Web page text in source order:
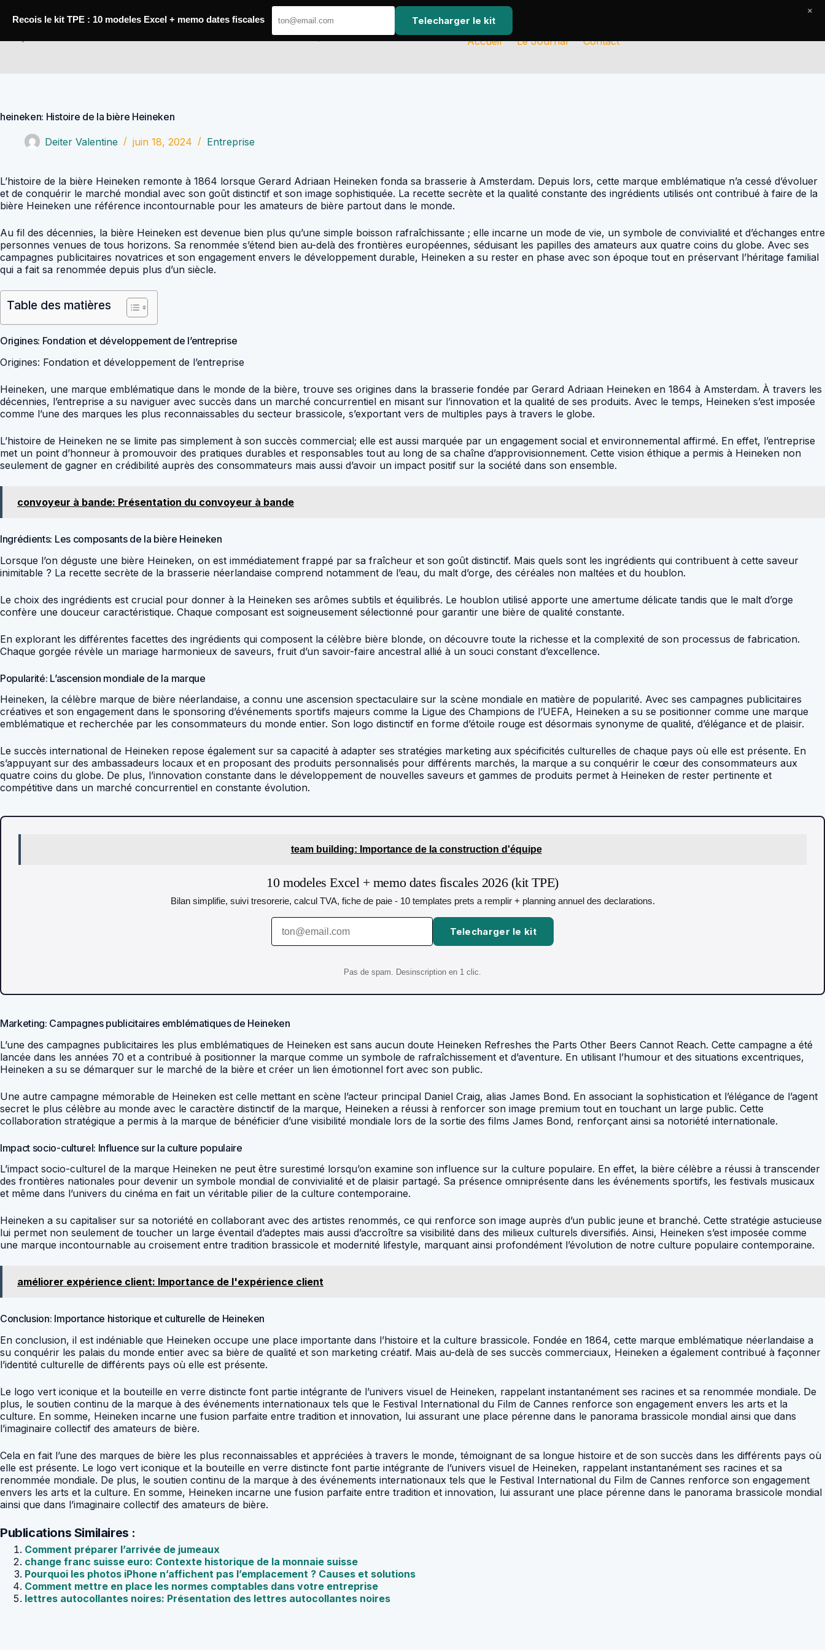
Accueil Le Journal Contact
heineken: Histoire de la bière Heineken
Deiter Valentine juin 18, 2024 Entreprise
L’histoire de la bière Heineken remonte à 1864 lorsque Gerard Adriaan Heineken fonda sa brasserie à Amsterdam. Depuis lors, cette marque emblématique n’a cessé d’évoluer
et de conquérir le marché mondial avec son goût distinctif et son image sophistiquée. La recette secrète et la qualité constante des ingrédients utilisés ont contribué à faire de la
bière Heineken une référence incontournable pour les amateurs de bière partout dans le monde.
Au fil des décennies, la bière Heineken est devenue bien plus qu’une simple boisson rafraîchissante ; elle incarne un mode de vie, un symbole de convivialité et d’échanges entre
personnes venues de tous horizons. Sa renommée s’étend bien au-delà des frontières européennes, séduisant les papilles des amateurs aux quatre coins du globe. Avec ses
campagnes publicitaires novatrices et son engagement envers le développement durable, Heineken a su rester en phase avec son époque tout en préservant l’héritage familial
qui a fait sa renommée depuis plus d’un siècle.
Table des matières
Origines: Fondation et développement de l’entreprise
Origines: Fondation et développement de l’entreprise
Heineken, une marque emblématique dans le monde de la bière, trouve ses origines dans la brasserie fondée par Gerard Adriaan Heineken en 1864 à Amsterdam. À travers les
décennies, l’entreprise a su naviguer avec succès dans un marché concurrentiel en misant sur l’innovation et la qualité de ses produits. Avec le temps, Heineken s’est imposée
comme l’une des marques les plus reconnaissables du secteur brassicole, s’exportant vers de multiples pays à travers le globe.
L’histoire de Heineken ne se limite pas simplement à son succès commercial; elle est aussi marquée par un engagement social et environnemental affirmé. En effet, l’entreprise
met un point d’honneur à promouvoir des pratiques durables et responsables tout au long de sa chaîne d’approvisionnement. Cette vision éthique a permis à Heineken non
seulement de gagner en crédibilité auprès des consommateurs mais aussi d’avoir un impact positif sur la société dans son ensemble.
convoyeur à bande: Présentation du convoyeur à bande
Ingrédients: Les composants de la bière Heineken
Lorsque l’on déguste une bière Heineken, on est immédiatement frappé par sa fraîcheur et son goût distinctif. Mais quels sont les ingrédients qui contribuent à cette saveur
inimitable ? La recette secrète de la brasserie néerlandaise comprend notamment de l’eau, du malt d’orge, des céréales non maltées et du houblon.
Le choix des ingrédients est crucial pour donner à la Heineken ses arômes subtils et équilibrés. Le houblon utilisé apporte une amertume délicate tandis que le malt d’orge
confère une douceur caractéristique. Chaque composant est soigneusement sélectionné pour garantir une bière de qualité constante.
En explorant les différentes facettes des ingrédients qui composent la célèbre bière blonde, on découvre toute la richesse et la complexité de son processus de fabrication.
Chaque gorgée révèle un mariage harmonieux de saveurs, fruit d’un savoir-faire ancestral allié à un souci constant d’excellence.
Popularité: L’ascension mondiale de la marque
Heineken, la célèbre marque de bière néerlandaise, a connu une ascension spectaculaire sur la scène mondiale en matière de popularité. Avec ses campagnes publicitaires
créatives et son engagement dans le sponsoring d’événements sportifs majeurs comme la Ligue des Champions de l’UEFA, Heineken a su se positionner comme une marque
emblématique et recherchée par les consommateurs du monde entier. Son logo distinctif en forme d’étoile rouge est désormais synonyme de qualité, d’élégance et de plaisir.
Le succès international de Heineken repose également sur sa capacité à adapter ses stratégies marketing aux spécificités culturelles de chaque pays où elle est présente. En
s’appuyant sur des ambassadeurs locaux et en proposant des produits personnalisés pour différents marchés, la marque a su conquérir le cœur des consommateurs aux
quatre coins du globe. De plus, l’innovation constante dans le développement de nouvelles saveurs et gammes de produits permet à Heineken de rester pertinente et
compétitive dans un marché concurrentiel en constante évolution.
team building: Importance de la construction d'équipe
10 modeles Excel + memo dates fiscales 2026 (kit TPE)
Bilan simplifie, suivi tresorerie, calcul TVA, fiche de paie - 10 templates prets a remplir + planning annuel des declarations.
Telecharger le kit
Pas de spam. Desinscription en 1 clic.
Marketing: Campagnes publicitaires emblématiques de Heineken
L’une des campagnes publicitaires les plus emblématiques de Heineken est sans aucun doute Heineken Refreshes the Parts Other Beers Cannot Reach. Cette campagne a été
lancée dans les années 70 et a contribué à positionner la marque comme un symbole de rafraîchissement et d’aventure. En utilisant l’humour et des situations excentriques,
Heineken a su se démarquer sur le marché de la bière et créer un lien émotionnel fort avec son public.
Une autre campagne mémorable de Heineken est celle mettant en scène l’acteur principal Daniel Craig, alias James Bond. En associant la sophistication et l’élégance de l’agent
secret le plus célèbre au monde avec le caractère distinctif de la marque, Heineken a réussi à renforcer son image premium tout en touchant un large public. Cette
collaboration stratégique a permis à la marque de bénéficier d’une visibilité mondiale lors de la sortie des films James Bond, renforçant ainsi sa notoriété internationale.
Impact socio-culturel: Influence sur la culture populaire
L’impact socio-culturel de la marque Heineken ne peut être surestimé lorsqu’on examine son influence sur la culture populaire. En effet, la bière célèbre a réussi à transcender
des frontières nationales pour devenir un symbole mondial de convivialité et de plaisir partagé. Sa présence omniprésente dans les événements sportifs, les festivals musicaux
et même dans l’univers du cinéma en fait un véritable pilier de la culture contemporaine.
Heineken a su capitaliser sur sa notoriété en collaborant avec des artistes renommés, ce qui renforce son image auprès d’un public jeune et branché. Cette stratégie astucieuse
lui permet non seulement de toucher un large éventail d’adeptes mais aussi d’accroître sa visibilité dans des milieux culturels diversifiés. Ainsi, Heineken s’est imposée comme
une marque incontournable au croisement entre tradition brassicole et modernité lifestyle, marquant ainsi profondément l’évolution de notre culture populaire contemporaine.
améliorer expérience client: Importance de l'expérience client
Conclusion: Importance historique et culturelle de Heineken
En conclusion, il est indéniable que Heineken occupe une place importante dans l’histoire et la culture brassicole. Fondée en 1864, cette marque emblématique néerlandaise a
su conquérir les palais du monde entier avec sa bière de qualité et son marketing créatif. Mais au-delà de ses succès commerciaux, Heineken a également contribué à façonner
l’identité culturelle de différents pays où elle est présente.
Le logo vert iconique et la bouteille en verre distincte font partie intégrante de l’univers visuel de Heineken, rappelant instantanément ses racines et sa renommée mondiale. De
plus, le soutien continu de la marque à des événements internationaux tels que le Festival International du Film de Cannes renforce son engagement envers les arts et la
culture. En somme, Heineken incarne une fusion parfaite entre tradition et innovation, lui assurant une place pérenne dans le panorama brassicole mondial ainsi que dans
l’imaginaire collectif des amateurs de bière.
Cela en fait l’une des marques de bière les plus reconnaissables et appréciées à travers le monde, témoignant de sa longue histoire et de son succès dans les différents pays où
elle est présente. Le logo vert iconique et la bouteille en verre distincte font partie intégrante de l’univers visuel de Heineken, rappelant instantanément ses racines et sa
renommée mondiale. De plus, le soutien continu de la marque à des événements internationaux tels que le Festival International du Film de Cannes renforce son engagement
envers les arts et la culture. En somme, Heineken incarne une fusion parfaite entre tradition et innovation, lui assurant une place pérenne dans le panorama brassicole mondial
ainsi que dans l’imaginaire collectif des amateurs de bière.
Publications Similaires :
Comment préparer l’arrivée de jumeaux
change franc suisse euro: Contexte historique de la monnaie suisse
Pourquoi les photos iPhone n’affichent pas l’emplacement ? Causes et solutions
Comment mettre en place les normes comptables dans votre entreprise
lettres autocollantes noires: Présentation des lettres autocollantes noires
Recois le kit TPE : 10 modeles Excel + memo dates fiscales Telecharger le kit
×